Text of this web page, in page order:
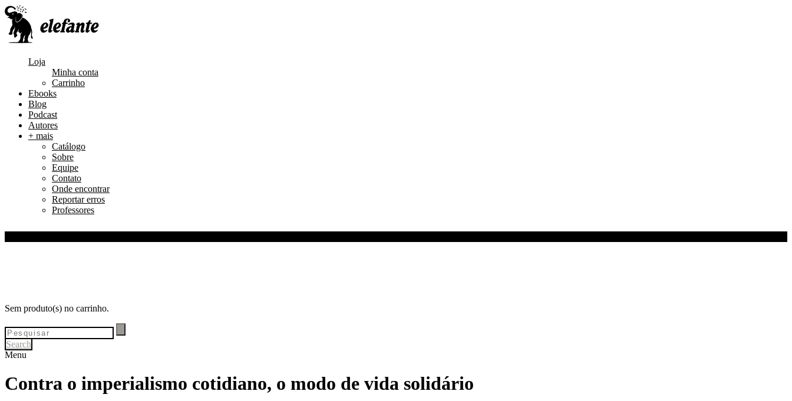
Loja
Minha conta
Carrinho
Ebooks
Blog
Podcast
Autores
+ mais
Catálogo
Sobre
Equipe
Contato
Onde encontrar
Reportar erros
Professores
Sem produto(s) no carrinho.
Search
Menu
Contra o imperialismo cotidiano, o modo de vida solidário